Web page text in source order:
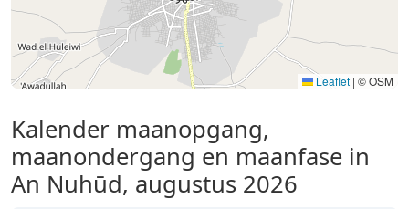
Leaflet | © OSM
Kalender maanopgang,
maanondergang en maanfase in
An Nuhūd, augustus 2026